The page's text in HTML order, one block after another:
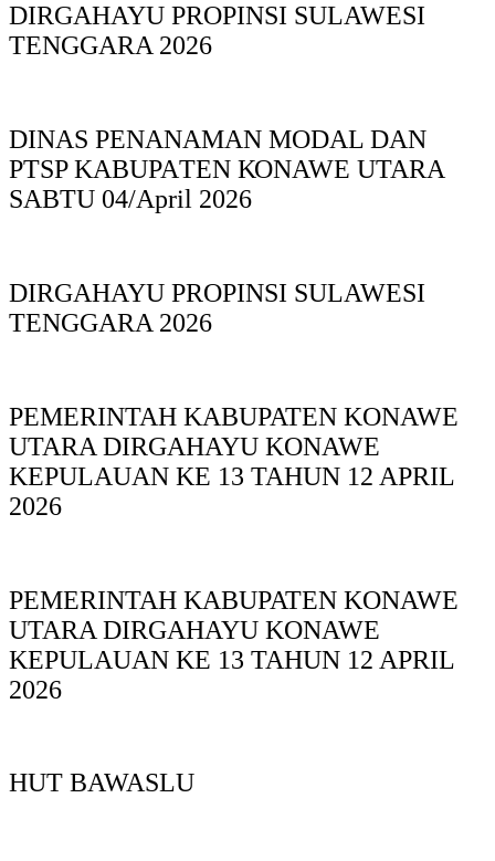
DIRGAHAYU PROPINSI SULAWESI
TENGGARA 2026
DINAS PΕΝΑΝΑΜAN MODAL DAN
PTSP KABUPAΤΕΝ ΚΟNAWE UTARA
SABTU 04/April 2026
DIRGAHAYU PROPINSI SULAWESI
TENGGARA 2026
PEMERINTAH KABUPATEN KONAWE
UTARA DIRGAHAYU KONAWE
KEPULAUAN KE 13 TAHUN 12 APRIL
2026
PEMERINTAH KABUPATEN KONAWE
UTARA DIRGAHAYU KONAWE
KEPULAUAN KE 13 TAHUN 12 APRIL
2026
HUT BAWASLU